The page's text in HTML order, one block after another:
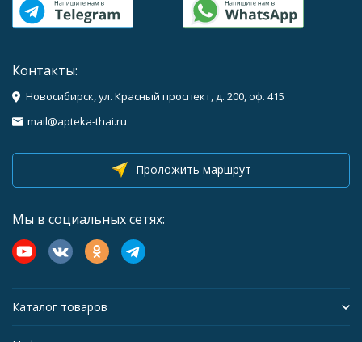
Контакты:
Новосибирск, ул. Красный проспект, д. 200, оф. 415
mail@apteka-thai.ru
Проложить маршрут
Мы в социальных сетях:
Каталог товаров